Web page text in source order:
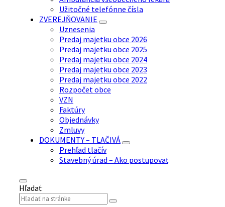
Užitočné telefónne čísla
ZVEREJŇOVANIE
Uznesenia
Predaj majetku obce 2026
Predaj majetku obce 2025
Predaj majetku obce 2024
Predaj majetku obce 2023
Predaj majetku obce 2022
Rozpočet obce
VZN
Faktúry
Objednávky
Zmluvy
DOKUMENTY – TLAČIVÁ
Prehľad tlačív
Stavebný úrad – Ako postupovať
Hľadať: